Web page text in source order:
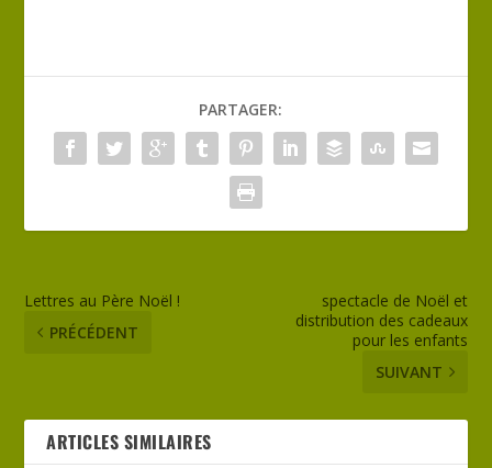
PARTAGER:
Lettres au Père Noël !
PRÉCÉDENT
spectacle de Noël et
distribution des cadeaux
pour les enfants
SUIVANT
ARTICLES SIMILAIRES